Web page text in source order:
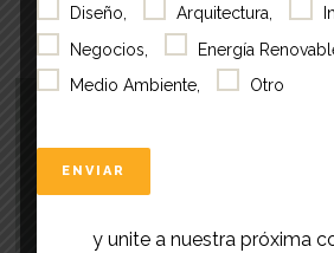
Diseño, Arquitectura,
Negocios,
Energía
Medio Ambiente,
Otro
y unite a nuestra próxima